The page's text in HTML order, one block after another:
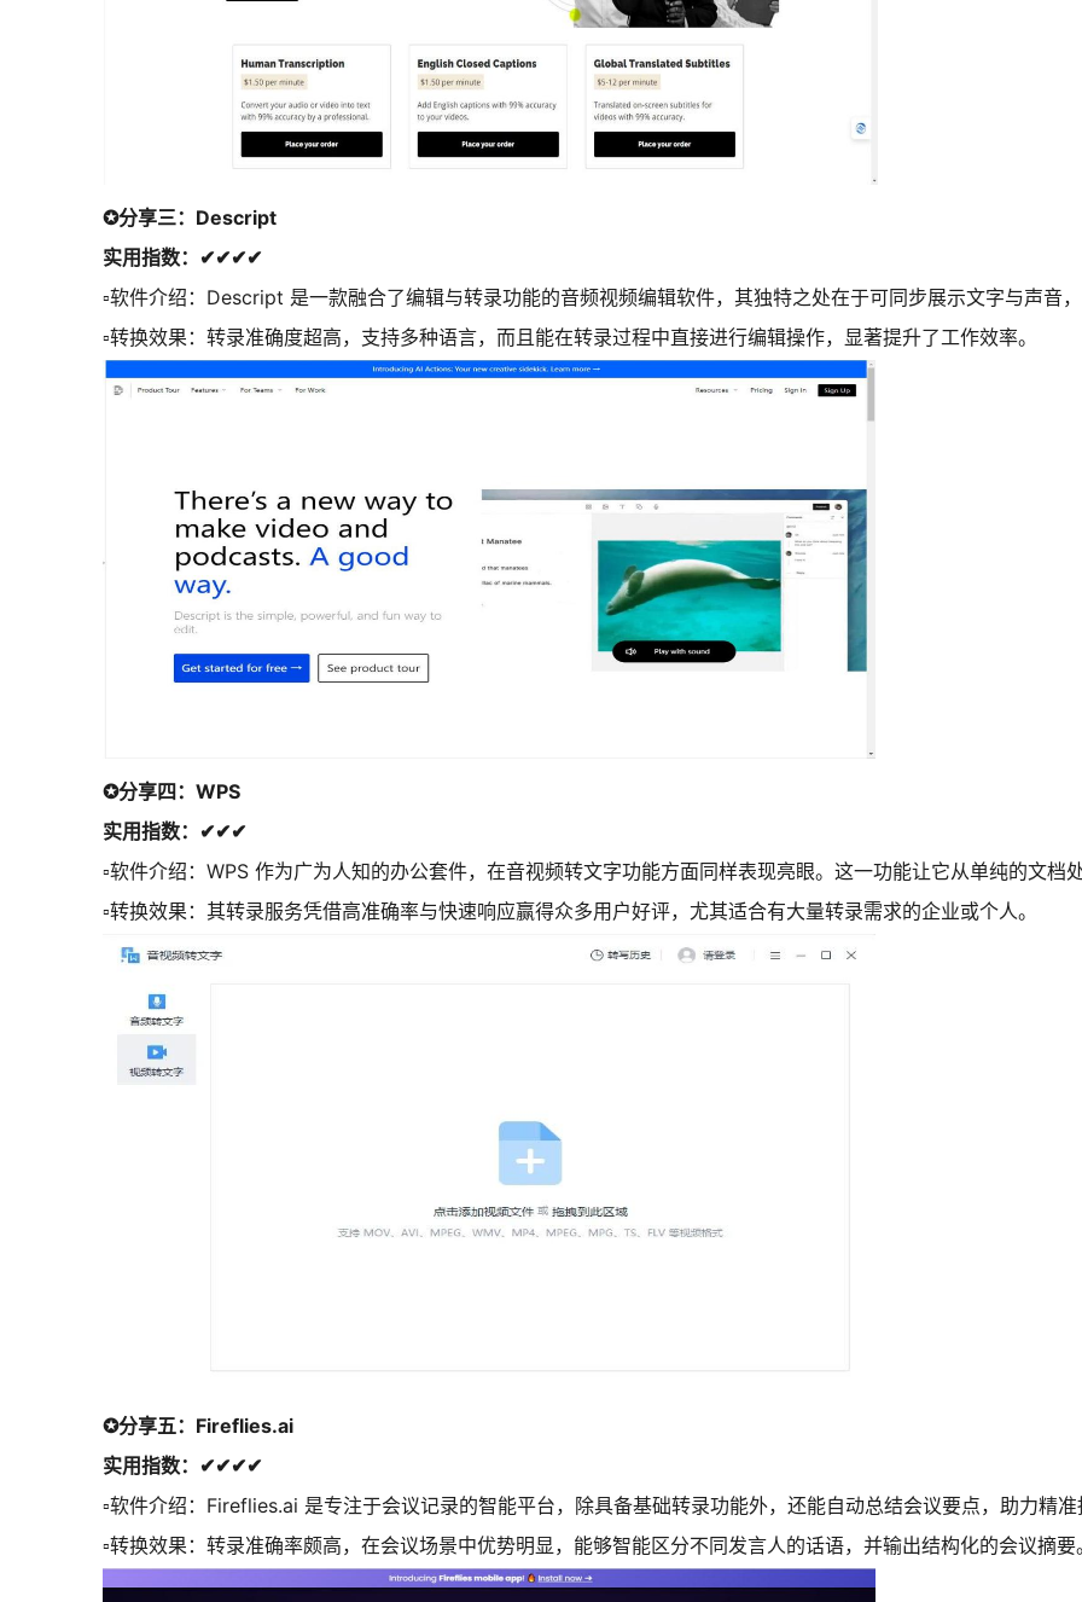
✪分享三：Descript
实用指数：✔✔✔✔
▫软件介绍：Descript 是一款融合了编辑与转录功能的音频视频编辑软件，其独特之处在于可同步展示文字与声音，
▫转换效果：转录准确度超高，支持多种语言，而且能在转录过程中直接进行编辑操作，显著提升了工作效率。
✪分享四：WPS
实用指数：✔✔✔
▫软件介绍：WPS 作为广为人知的办公套件，在音视频转文字功能方面同样表现亮眼。这一功能让它从单纯的文档
▫转换效果：其转录服务凭借高准确率与快速响应赢得众多用户好评，尤其适合有大量转录需求的企业或个人。
✪分享五：Fireflies.ai
实用指数：✔✔✔✔
▫软件介绍：Fireflies.ai 是专注于会议记录的智能平台，除具备基础转录功能外，还能自动总结会议要点，助力精准
▫转换效果：转录准确率颇高，在会议场景中优势明显，能够智能区分不同发言人的话语，并输出结构化的会议摘要。